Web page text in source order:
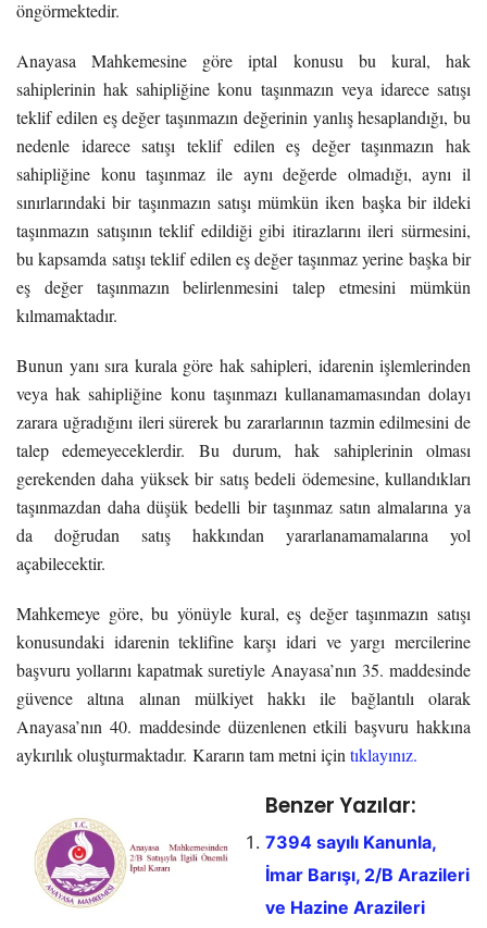
öngörmektedir.
Anayasa Mahkemesine göre iptal konusu bu kural, hak
sahiplerinin hak sahipliğine konu taşınmazın veya idarece satışı
teklif edilen eş değer taşınmazın değerinin yanlış hesaplandığı, bu
nedenle idarece satışı teklif edilen eş değer taşınmazın hak
sahipliğine konu taşınmaz ile aynı değerde olmadığı, aynı il
sınırlarındaki bir taşınmazın satışı mümkün iken başka bir ildeki
taşınmazın satışının teklif edildiği gibi itirazlarını ileri sürmesini,
bu kapsamda satışı teklif edilen eş değer taşınmaz yerine başka bir
eş değer taşınmazın belirlenmesini talep etmesini mümkün
kılmamaktadır.
Bunun yanı sıra kurala göre hak sahipleri, idarenin işlemlerinden
veya hak sahipliğine konu taşınmazı kullanamamasından dolayı
zarara uğradığını ileri sürerek bu zararlarının tazmin edilmesini de
talep edemeyeceklerdir. Bu durum, hak sahiplerinin olması
gerekenden daha yüksek bir satış bedeli ödemesine, kullandıkları
taşınmazdan daha düşük bedelli bir taşınmaz satın almalarına ya
da doğrudan satış hakkından yararlanamamalarına yol
açabilecektir.
Mahkemeye göre, bu yönüyle kural, eş değer taşınmazın satışı
konusundaki idarenin teklifine karşı idari ve yargı mercilerine
başvuru yollarını kapatmak suretiyle Anayasa’nın 35. maddesinde
güvence altına alınan mülkiyet hakkı ile bağlantılı olarak
Anayasa’nın 40. maddesinde düzenlenen etkili başvuru hakkına
aykırılık oluşturmaktadır. Kararın tam metni için tıklayınız.
Benzer Yazılar:
7394 sayılı Kanunla,
İmar Barışı, 2/B Arazileri
ve Hazine Arazileri